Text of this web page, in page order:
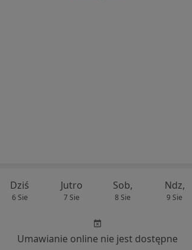
Dziś
6 Sie
Jutro
7 Sie
Sob,
8 Sie
Ndz,
9 Sie
Umawianie online nie jest dostępne